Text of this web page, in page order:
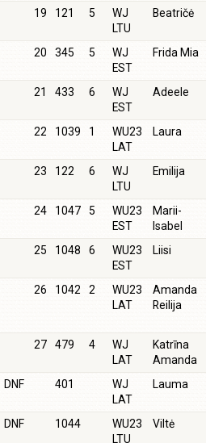
19 121 5
WJ
LTU
Beatričė
20 345 5
WJ
EST
Frida Mia
21 433 6
WJ
EST
Adeele
22 1039 1
WU23
LAT
Laura
23 122 6
WJ
LTU
Emilija
24 1047 5
WU23
EST
Marii-
Isabel
25 1048 6
WU23
EST
Liisi
26 1042 2
WU23
LAT
Amanda
Reilija
27 479 4
WJ
LAT
Katrīna
Amanda
DNF 401
WJ
LAT
Lauma
DNF 1044
WU23
LTU
Viltė